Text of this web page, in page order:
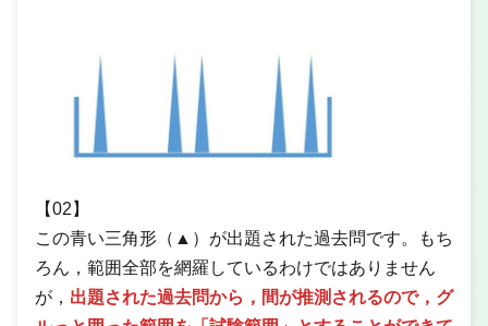
【02】
この青い三角形（▲）が出題された過去問です。もち
ろん，範囲全部を網羅しているわけではありません
が， 出題された過去問から，間が推測されるので，グ